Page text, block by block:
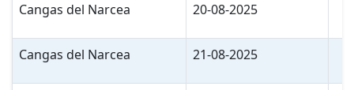
Cangas del Narcea 20-08-2025
Cangas del Narcea 21-08-2025